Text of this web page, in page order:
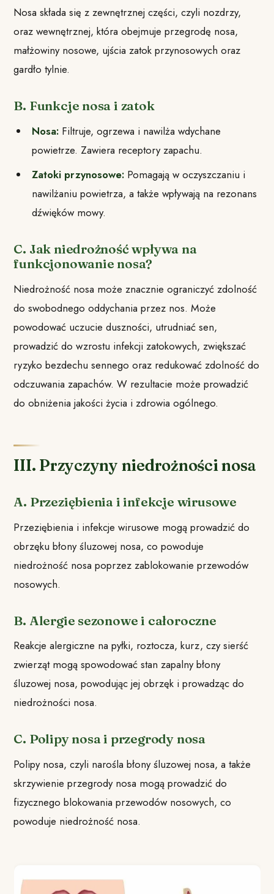
Nosa składa się z zewnętrznej części, czyli nozdrzy,
oraz wewnętrznej, która obejmuje przegrodę nosa,
małżowiny nosowe, ujścia zatok przynosowych oraz
gardło tylnie.
B. Funkcje nosa i zatok
Nosa:Filtruje, ogrzewa i nawilża wdychane
powietrze. Zawiera receptory zapachu.
Zatoki przynosowe:Pomagają w oczyszczaniu i
nawilżaniu powietrza, a także wpływają na rezonans
dźwięków mowy.
C. Jak niedrożność wpływa na
funkcjonowanie nosa?
Niedrożność nosa może znacznie ograniczyć zdolność
do swobodnego oddychania przez nos. Może
powodować uczucie duszności, utrudniać sen,
prowadzić do wzrostu infekcji zatokowych, zwiększać
ryzyko bezdechu sennego oraz redukować zdolność do
odczuwania zapachów. W rezultacie może prowadzić
do obniżenia jakości życia i zdrowia ogólnego.
III. Przyczyny niedrożności nosa
A. Przeziębienia i infekcje wirusowe
Przeziębienia i infekcje wirusowe mogą prowadzić do
obrzęku błony śluzowej nosa, co powoduje
niedrożność nosa poprzez zablokowanie przewodów
nosowych.
B. Alergie sezonowe i całoroczne
Reakcje alergiczne na pyłki, roztocza, kurz, czy sierść
zwierząt mogą spowodować stan zapalny błony
śluzowej nosa, powodując jej obrzęk i prowadząc do
niedrożności nosa.
C. Polipy nosa i przegrody nosa
Polipy nosa, czyli narośla błony śluzowej nosa, a także
skrzywienie przegrody nosa mogą prowadzić do
fizycznego blokowania przewodów nosowych, co
powoduje niedrożność nosa.